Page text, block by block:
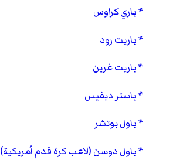
باري كراوس
باريت رود
باريت غرين
باستر ديفيس
باول بوتشر
باول دوسن (لاعب كرة قدم أمريكية)